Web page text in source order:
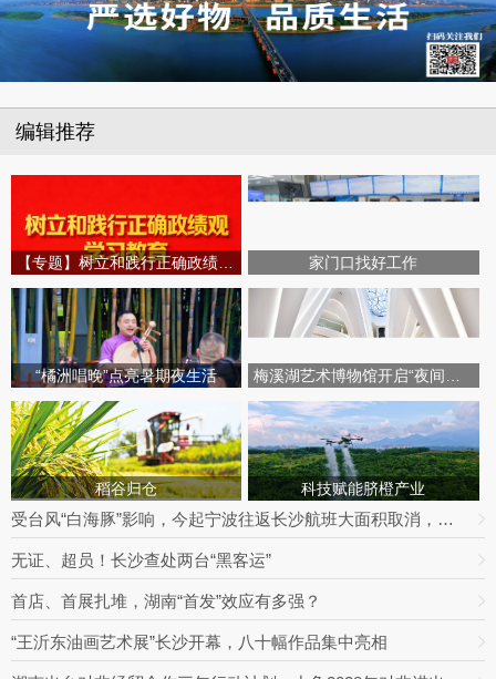
编辑推荐
家门口找好工作
“橘洲唱晚”点亮暑期夜生活
稻谷归仓 科技赋能脐橙产业
受台风“白海豚”影响，今起宁波往返长沙航班大面积取消，明日19趟次全部停飞｜出行早知道
无证、超员！长沙查处两台“黑客运”
首店、首展扎堆，湖南“首发”效应有多强？
“王沂东油画艺术展”长沙开幕，八十幅作品集中亮相